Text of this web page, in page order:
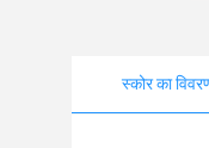
स्कोर का